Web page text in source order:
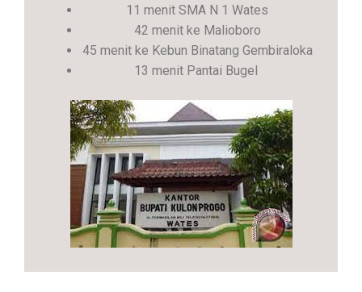
11 menit SMA N 1 Wates
42 menit ke Malioboro
45 menit ke Kebun Binatang Gembiraloka
13 menit Pantai Bugel